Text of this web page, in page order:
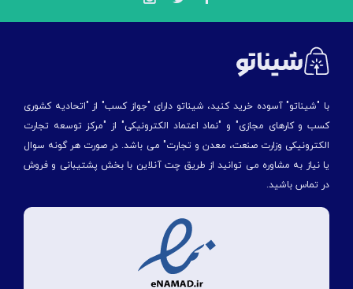
با "شیناتو" آسوده خرید کنید، شیناتو دارای "جواز کسب" از "اتحادیه کشوری
کسب و کارهای مجازی" و "نماد اعتماد الکترونیکی" از "مركز توسعه تجارت
الكترونیكی وزارت صنعت، معدن و تجارت" می باشد. در صورت هر گونه سوال
یا نیاز به مشاوره می توانید از طریق چت آنلاین با بخش پشتیبانی و فروش
در تماس باشید.